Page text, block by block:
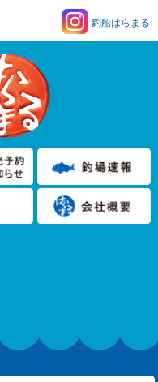
釣船はらまる